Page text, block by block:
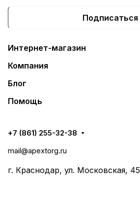
Подписаться
Интернет-магазин
Компания
Блог
Помощь
+7 (861) 255-32-38
mail@apextorg.ru
г. Краснодар, ул. Московская, 45